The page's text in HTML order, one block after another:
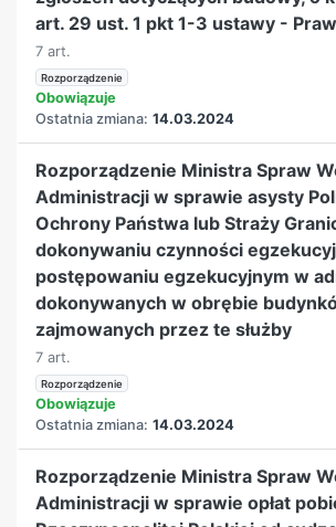
art. 29 ust. 1 pkt 1-3 ustawy -
7 art.
Rozporządzenie
Obowiązuje
Ostatnia zmiana: 14.03.2024
Rozporządzenie Ministra Spraw
Administracji w sprawie asysty
Ochrony Państwa lub Straży
dokonywaniu czynności
postępowaniu egzekucyjnym w
dokonywanych w obrębie
zajmowanych przez te służby
7 art.
Rozporządzenie
Obowiązuje
Ostatnia zmiana: 14.03.2024
Rozporządzenie Ministra Spraw
Administracji w sprawie opłat